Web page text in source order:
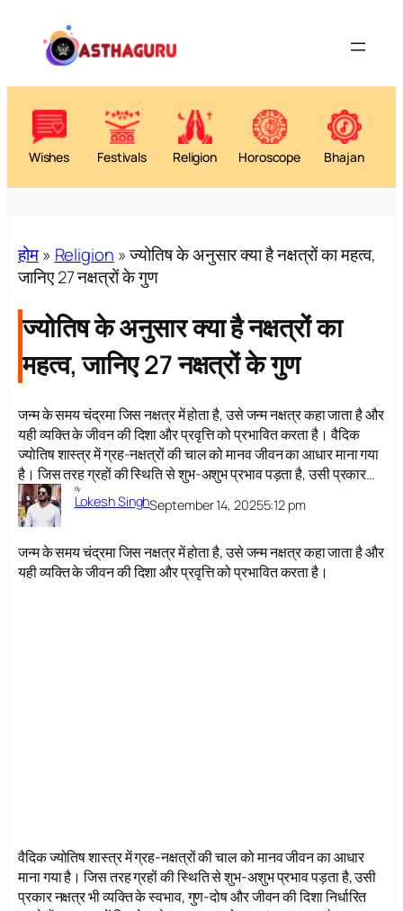
content
Wishes Festivals Religion Horoscope Bhajan
होम» Religion »ज्योतिष के अनुसार क्या है नक्षत्रों का महत्व,
जानिए 27 नक्षत्रों के गुण
ज्योतिष के अनुसार क्या है नक्षत्रों का
महत्व, जानिए 27 नक्षत्रों के गुण
जन्म के समय चंद्रमा जिस नक्षत्र में होता है, उसे जन्म नक्षत्र कहा जाता है और
यही व्यक्ति के जीवन की दिशा और प्रवृत्ति को प्रभावित करता है। वैदिक
ज्योतिष शास्त्र में ग्रह-नक्षत्रों की चाल को मानव जीवन का आधार माना गया
है। जिस तरह ग्रहों की स्थिति से शुभ-अशुभ प्रभाव पड़ता है, उसी प्रकार…
By
Lokesh SinghSeptember 14, 20255:12 pm
जन्म के समय चंद्रमा जिस नक्षत्र में होता है, उसे जन्म नक्षत्र कहा जाता है और
यही व्यक्ति के जीवन की दिशा और प्रवृत्ति को प्रभावित करता है।
वैदिक ज्योतिष शास्त्र में ग्रह-नक्षत्रों की चाल को मानव जीवन का आधार
माना गया है। जिस तरह ग्रहों की स्थिति से शुभ-अशुभ प्रभाव पड़ता है, उसी
प्रकार नक्षत्र भी व्यक्ति के स्वभाव, गुण-दोष और जीवन की दिशा निर्धारित